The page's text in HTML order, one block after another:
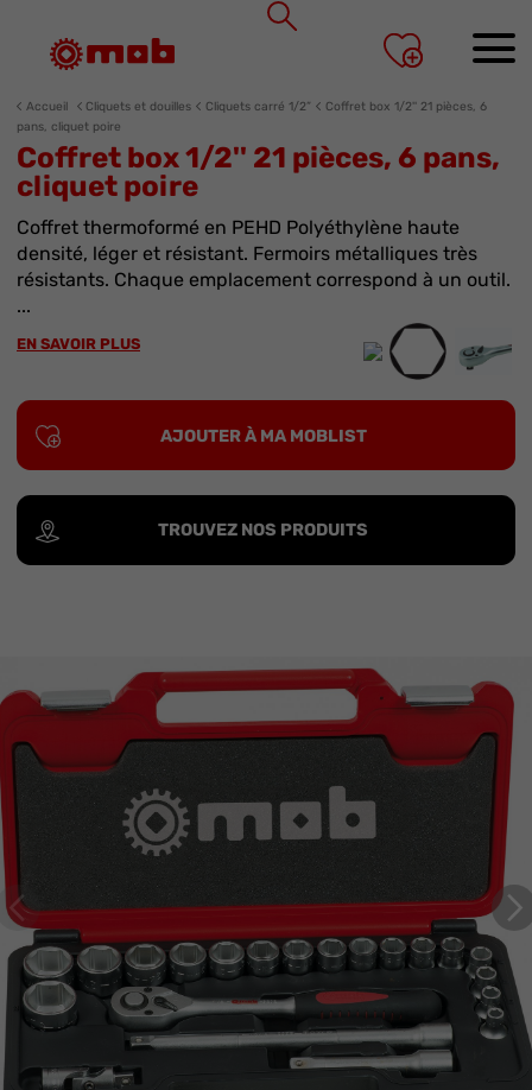
Accueil Cliquets et douilles Cliquets carré 1/2”
Coffret box 1/2'' 21 pièces, 6
pans, cliquet poire
Coffret box 1/2'' 21 pièces, 6 pans,
cliquet poire
Coffret thermoformé en PEHD Polyéthylène haute
densité, léger et résistant. Fermoirs métalliques très
résistants. Chaque emplacement correspond à un outil.
...
EN SAVOIR PLUS
AJOUTER À MA MOBLIST
TROUVEZ NOS PRODUITS